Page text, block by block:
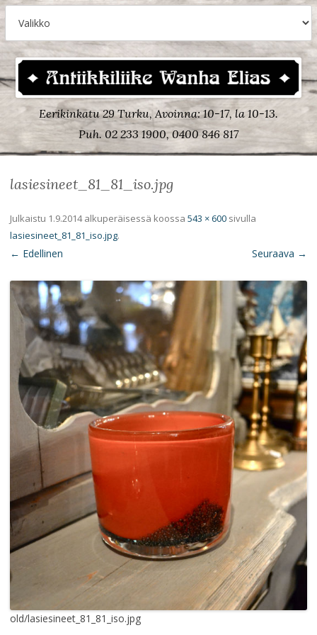
Eerikinkatu 29 Turku, Avoinna: 10-17, la 10-13.
Puh. 02 233 1900, 0400 846 817
lasiesineet_81_81_iso.jpg
Julkaistu 1.9.2014alkuperäisessä koossa 543 × 600 sivulla
lasiesineet_81_81_iso.jpg.
← Edellinen Seuraava →
old/lasiesineet_81_81_iso.jpg